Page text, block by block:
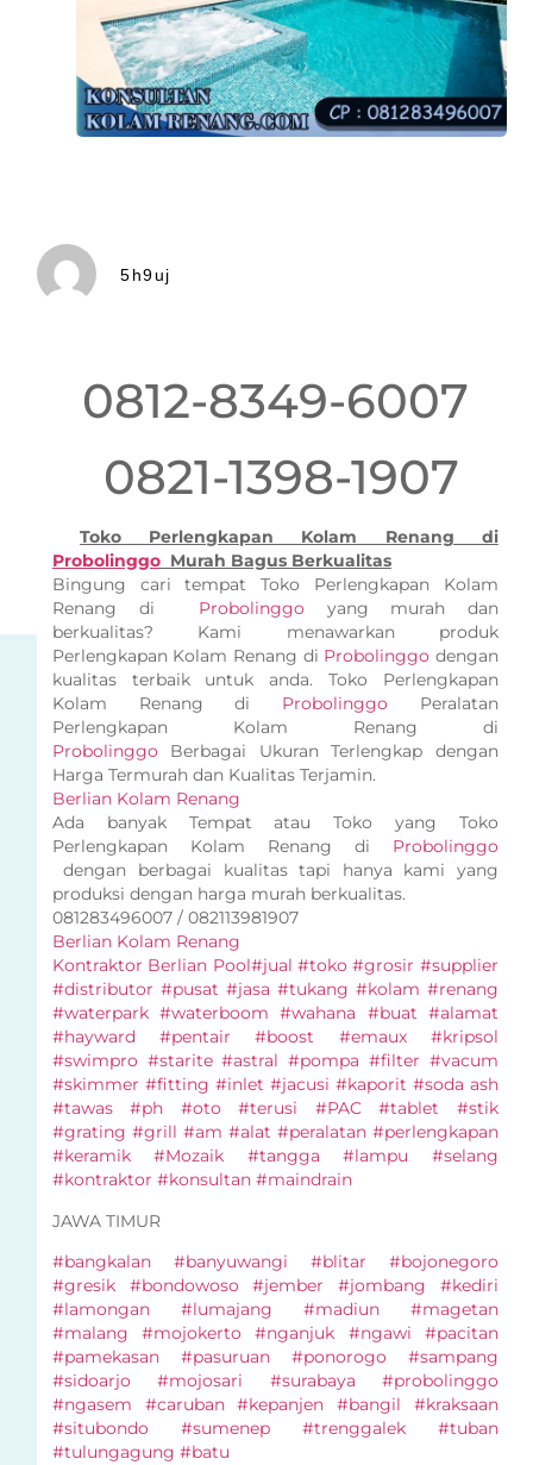
5h9uj
0812-8349-6007
0821-1398-1907
Toko Perlengkapan Kolam Renang di
ProbolinggoMurah Bagus Berkualitas
Bingung cari tempat Toko Perlengkapan Kolam
Renang di Probolinggo yang murah dan
berkualitas? Kami menawarkan produk
Perlengkapan Kolam Renang di Probolinggo dengan
kualitas terbaik untuk anda. Toko Perlengkapan
Kolam Renang di Probolinggo Peralatan
Perlengkapan Kolam Renang di
Probolinggo Berbagai Ukuran Terlengkap dengan
Harga Termurah dan Kualitas Terjamin.
Berlian Kolam Renang
Ada banyak Tempat atau Toko yang Toko
Perlengkapan Kolam Renang di Probolinggo
dengan berbagai kualitas tapi hanya kami yang
produksi dengan harga murah berkualitas.
081283496007 / 082113981907
Berlian Kolam Renang
Kontraktor Berlian Pool#jual #toko #grosir #supplier
#distributor #pusat #jasa #tukang #kolam #renang
#waterpark #waterboom #wahana #buat #alamat
#hayward #pentair #boost #emaux #kripsol
#swimpro #starite #astral #pompa #filter #vacum
#skimmer #fitting #inlet #jacusi #kaporit #soda ash
#tawas #ph #oto #terusi #PAC #tablet #stik
#grating #grill #am #alat #peralatan #perlengkapan
#keramik #Mozaik #tangga #lampu #selang
#kontraktor #konsultan #maindrain
JAWA TIMUR
#bangkalan #banyuwangi #blitar #bojonegoro
#gresik #bondowoso #jember #jombang #kediri
#lamongan #lumajang #madiun #magetan
#malang #mojokerto #nganjuk #ngawi #pacitan
#pamekasan #pasuruan #ponorogo #sampang
#sidoarjo #mojosari #surabaya #probolinggo
#ngasem #caruban #kepanjen #bangil #kraksaan
#situbondo #sumenep #trenggalek #tuban
#tulungagung #batu